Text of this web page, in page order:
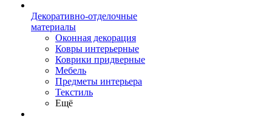
Декоративно-отделочные
материалы
Оконная декорация
Ковры интерьерные
Коврики придверные
Мебель
Предметы интерьера
Текстиль
Ещё